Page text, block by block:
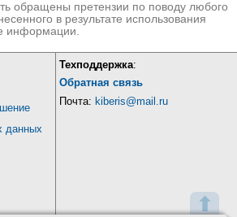
⬆
обращены претензии по поводу любого
в результате использования
информации.
данных
Техподдержка:
Обратная связь
Почта: kiberis@mail.ru